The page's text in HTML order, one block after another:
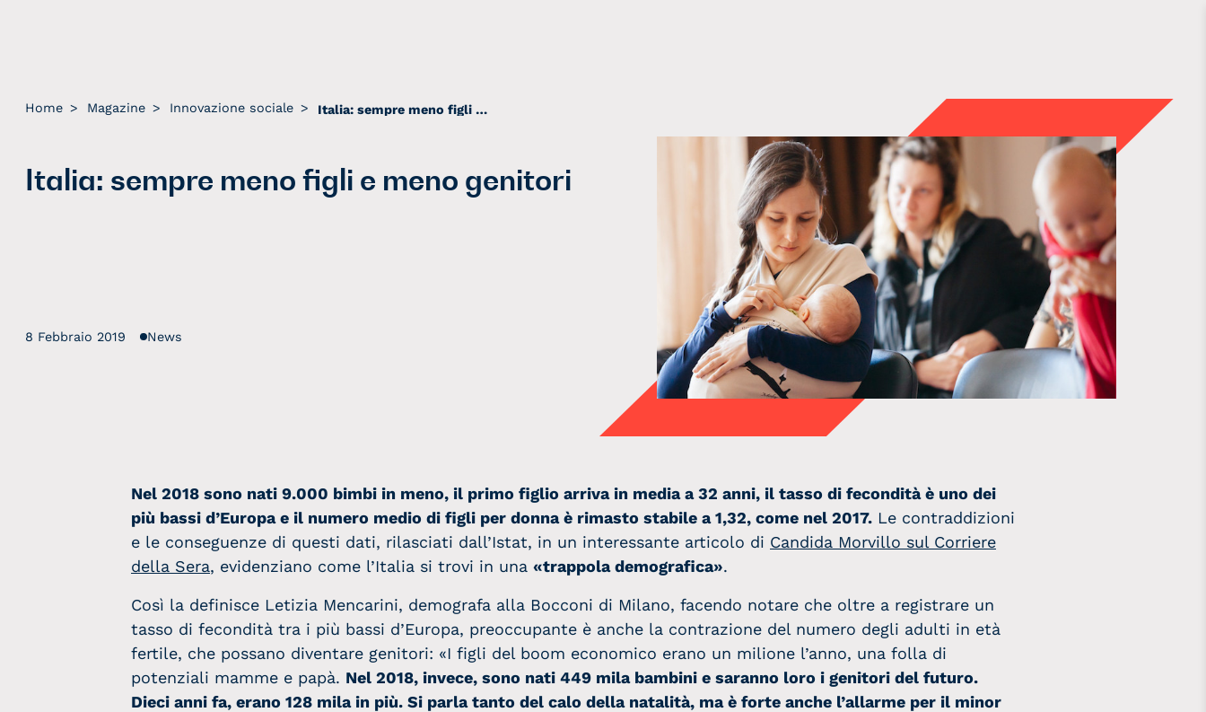
Home > Magazine > Innovazione sociale > Italia: sempre meno figli e meno genitori
Italia: sempre meno figli e meno genitori
8 Febbraio 2019 News
Nel 2018 sono nati 9.000 bimbi in meno, il primo figlio arriva in media a 32 anni, il tasso di fecondità è uno dei
più bassi d’Europa e il numero medio di figli per donna è rimasto stabile a 1,32, come nel 2017. Le contraddizioni
e le conseguenze di questi dati, rilasciati dall’Istat, in un interessante articolo di Candida Morvillo sul Corriere
della Sera, evidenziano come l’Italia si trovi in una «trappola demografica».
Così la definisce Letizia Mencarini, demografa alla Bocconi di Milano, facendo notare che oltre a registrare un
tasso di fecondità tra i più bassi d’Europa, preoccupante è anche la contrazione del numero degli adulti in età
fertile, che possano diventare genitori: «I figli del boom economico erano un milione l’anno, una folla di
potenziali mamme e papà. Nel 2018, invece, sono nati 449 mila bambini e saranno loro i genitori del futuro.
Dieci anni fa, erano 128 mila in più. Si parla tanto del calo della natalità, ma è forte anche l’allarme per il minor